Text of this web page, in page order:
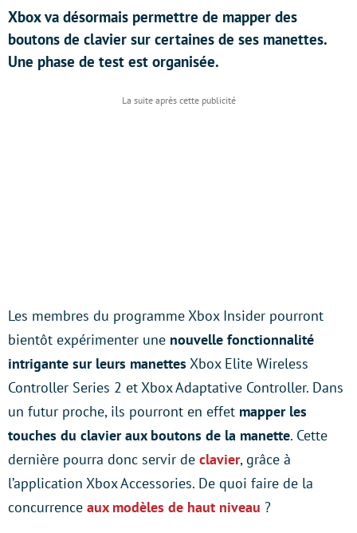
Xbox va désormais permettre de mapper des
boutons de clavier sur certaines de ses manettes.
Une phase de test est organisée.
Les membres du programme Xbox Insider pourront
bientôt expérimenter une nouvelle fonctionnalité
intrigante sur leurs manettes Xbox Elite Wireless
Controller Series 2 et Xbox Adaptative Controller. Dans
un futur proche, ils pourront en effet mapper les
touches du clavier aux boutons de la manette. Cette
dernière pourra donc servir de clavier, grâce à
l’application Xbox Accessories. De quoi faire de la
concurrence aux modèles de haut niveau ?